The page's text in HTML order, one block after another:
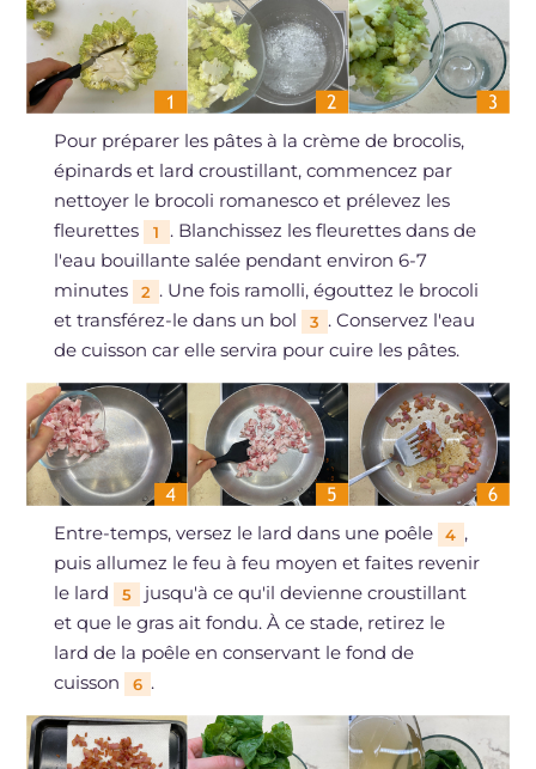
Pour préparer les pâtes à la crème de brocolis,
épinards et lard croustillant, commencez par
nettoyer le brocoli romanesco et prélevez les
fleurettes
1
. Blanchissez les fleurettes dans de
l'eau bouillante salée pendant environ 6-7
minutes
2 . Une fois ramolli, égouttez le brocoli
et transférez-le dans un bol
3 . Conservez l'eau
de cuisson car elle servira pour cuire les pâtes.
Entre-temps, versez le lard dans une poêle 4 ,
puis allumez le feu à feu moyen et faites revenir
le lard
5
jusqu'à ce qu'il devienne croustillant
et que le gras ait fondu. À ce stade, retirez le
lard de la poêle en conservant le fond de
cuisson
6 .